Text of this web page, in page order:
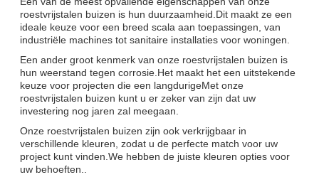
roestvrijstalen buizen is hun duurzaamheid.Dit maakt ze een
ideale keuze voor een breed scala aan toepassingen, van
industriële machines tot sanitaire installaties voor woningen.
Een ander groot kenmerk van onze roestvrijstalen buizen is
hun weerstand tegen corrosie.Het maakt het een uitstekende
keuze voor projecten die een langdurigeMet onze
roestvrijstalen buizen kunt u er zeker van zijn dat uw
investering nog jaren zal meegaan.
Onze roestvrijstalen buizen zijn ook verkrijgbaar in
verschillende kleuren, zodat u de perfecte match voor uw
project kunt vinden.We hebben de juiste kleuren opties voor
uw behoeften..